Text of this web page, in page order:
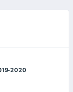
2020